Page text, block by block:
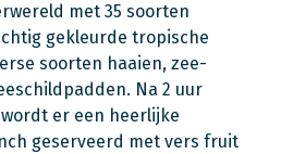
met 35 soorten
gekleurde tropische
soorten haaien, zee-
Na 2 uur
er een heerlijke
geserveerd met vers fruit